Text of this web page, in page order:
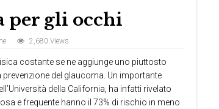
per gli occhi
2,680 Views
costante se ne aggiunge uno piuttosto
del glaucoma. Un importante
della California, ha infatti rivelato
e frequente hanno il 73% di rischio in meno